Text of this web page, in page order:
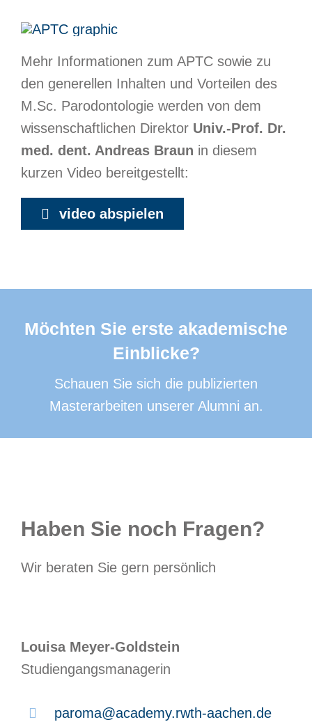
Mehr Informationen zum APTC sowie zu
den generellen Inhalten und Vorteilen des
M.Sc. Parodontologie werden von dem
wissenschaftlichen Direktor Univ.-Prof. Dr.
med. dent. Andreas Braun in diesem
kurzen Video bereitgestellt:
video abspielen
Möchten Sie erste akademische
Einblicke?
Schauen Sie sich die publizierten
Masterarbeiten unserer Alumni an.
Haben Sie noch Fragen?
Wir beraten Sie gern persönlich
Louisa Meyer-Goldstein
Studiengangsmanagerin
paroma@academy.rwth-aachen.de